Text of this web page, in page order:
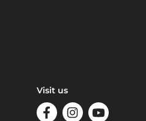
Visit us